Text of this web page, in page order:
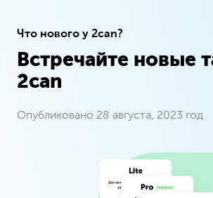
Что нового у 2can?
Встречайте новые
2can
Опубликовано 28 августа, 2023 год